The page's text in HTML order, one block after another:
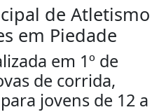
de Atletismo
em Piedade
em 1º de
de corrida,
jovens de 12 a